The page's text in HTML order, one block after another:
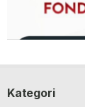
Kategori